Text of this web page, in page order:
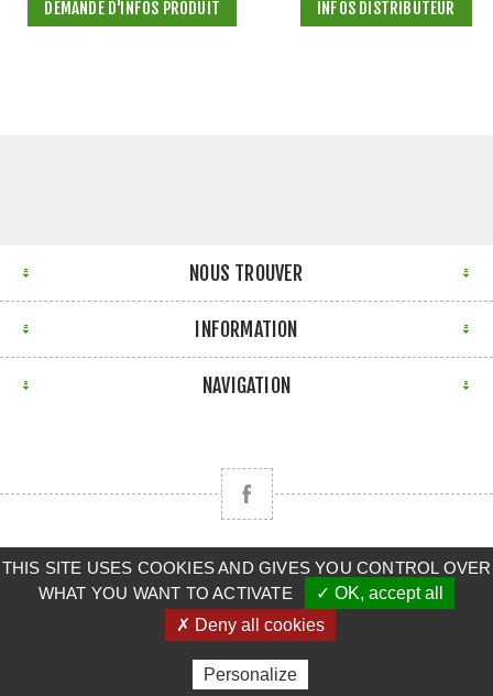
DEMANDE D'INFOS PRODUIT INFOS DISTRIBUTEUR
NOUS TROUVER
INFORMATION
NAVIGATION
Copyright © 2026 CLAAS BRETAGNE SUD. Tous droits
réservés.
Powered by nopCommerce
THIS SITE USES COOKIES AND GIVES YOU CONTROL OVER
WHAT YOU WANT TO ACTIVATE
✓ OK, accept all
✗ Deny all cookies
Personalize